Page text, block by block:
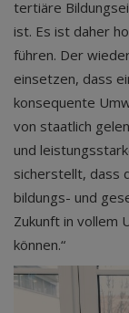
tertiäre
ist. Es ist daher
führen. Der
einsetzen, dass
konsequente
von staatlich
und
sicherstellt, dass
bildungs- und
Zukunft in vollem
können.“